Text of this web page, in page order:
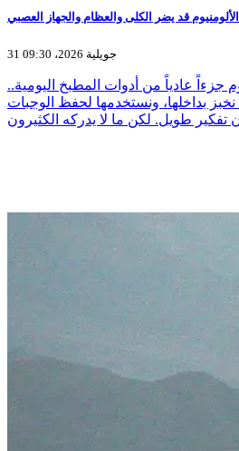
31 جويلية 2026، 09:30
جزءاً عادياً من أدوات المطبخ اليومية..
بداخلها، ونستخدمها لحفظ الوجبات